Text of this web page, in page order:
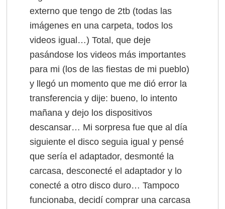
externo que tengo de 2tb (todas las
imágenes en una carpeta, todos los
videos igual…) Total, que deje
pasándose los videos más importantes
para mi (los de las fiestas de mi pueblo)
y llegó un momento que me dió error la
transferencia y dije: bueno, lo intento
mañana y dejo los dispositivos
descansar… Mi sorpresa fue que al día
siguiente el disco seguia igual y pensé
que sería el adaptador, desmonté la
carcasa, desconecté el adaptador y lo
conecté a otro disco duro… Tampoco
funcionaba, decidí comprar una carcasa